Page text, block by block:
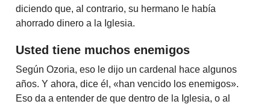
diciendo que, al contrario, su hermano le había
ahorrado dinero a la Iglesia.
Usted tiene muchos enemigos
Según Ozoria, eso le dijo un cardenal hace algunos
años. Y ahora, dice él, «han vencido los enemigos».
Eso da a entender de que dentro de la Iglesia, o al